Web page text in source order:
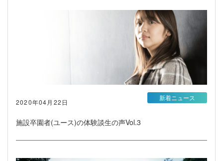
2020年04月22日
施設卒園者(ユース)の体験談生の声Vol.3
新着ニュース